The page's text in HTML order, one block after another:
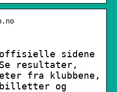
sidene
resultater,
fra klubbene,
og